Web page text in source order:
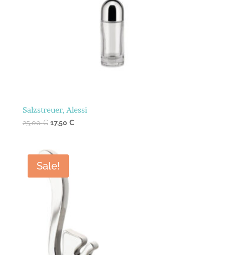
Salzstreuer, Alessi
25,00€ 17,50 €
Sale!